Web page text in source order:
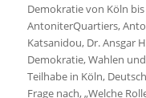
Demokratie von Köln
AntoniterQuartiers,
Katsanidou, Dr. Ansgar
Demokratie, Wahlen
Teilhabe in Köln,
Frage nach, „Welche